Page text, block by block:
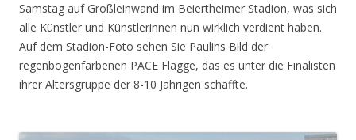
Samstag auf Großleinwand im Beiertheimer Stadion, was sich
alle Künstler und Künstlerinnen nun wirklich verdient haben.
Auf dem Stadion-Foto sehen Sie Paulins Bild der
regenbogenfarbenen PACE Flagge, das es unter die Finalisten
ihrer Altersgruppe der 8-10 Jährigen schaffte.